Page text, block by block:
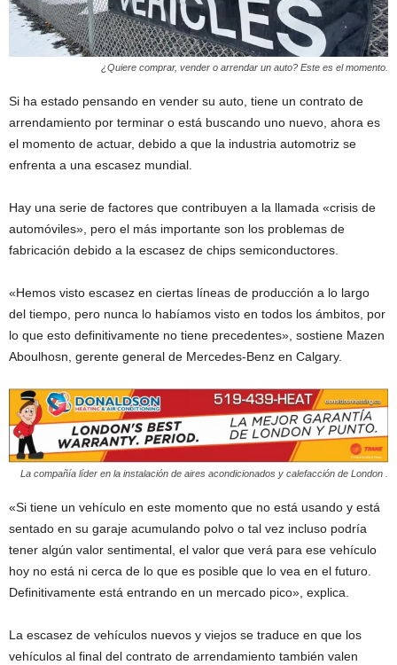
¿Quiere comprar, vender o arrendar un auto? Este es el momento.
Si ha estado pensando en vender su auto, tiene un contrato de
arrendamiento por terminar o está buscando uno nuevo, ahora es
el momento de actuar, debido a que la industria automotriz se
enfrenta a una escasez mundial.
Hay una serie de factores que contribuyen a la llamada «crisis de
automóviles», pero el más importante son los problemas de
fabricación debido a la escasez de chips semiconductores.
«Hemos visto escasez en ciertas líneas de producción a lo largo
del tiempo, pero nunca lo habíamos visto en todos los ámbitos, por
lo que esto definitivamente no tiene precedentes», sostiene Mazen
Aboulhosn, gerente general de Mercedes-Benz en Calgary.
La compañía líder en la instalación de aires acondicionados y calefacción de London .
«Si tiene un vehículo en este momento que no está usando y está
sentado en su garaje acumulando polvo o tal vez incluso podría
tener algún valor sentimental, el valor que verá para ese vehículo
hoy no está ni cerca de lo que es posible que lo vea en el futuro.
Definitivamente está entrando en un mercado pico», explica.
La escasez de vehículos nuevos y viejos se traduce en que los
vehículos al final del contrato de arrendamiento también valen